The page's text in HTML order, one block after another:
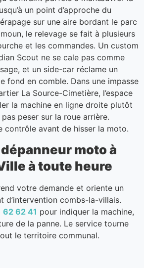
un point d’approche du
sur une aire bordant le parc
le relevage se fait à plusieurs
et les commandes. Un custom
Scout ne se cale pas comme
et un side-car réclame un
fond en comble. Dans une impasse
La Source-Cimetière, l’espace
la machine en ligne droite plutôt
pas peser sur la roue arrière.
contrôle avant de hisser la moto.
moto à
à toute heure
votre demande et oriente un
d’intervention combs-la-villais.
62 62 41 pour indiquer la machine,
de la panne. Le service tourne
le territoire communal.